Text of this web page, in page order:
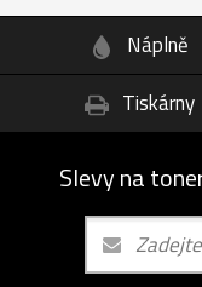
Náplně
Tiskárny
Slevy na